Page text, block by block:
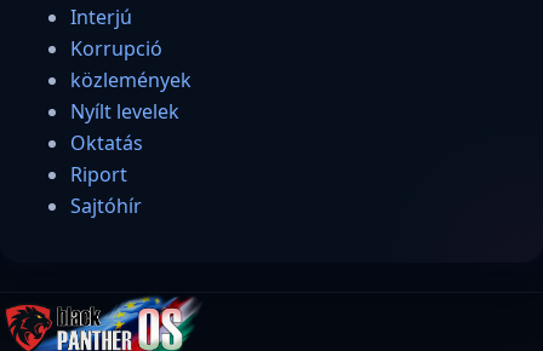
Interjú
Korrupció
közlemények
Nyílt levelek
Oktatás
Riport
Sajtóhír